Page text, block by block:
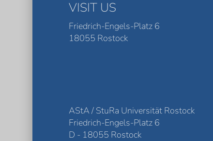
VISIT US
Friedrich-Engels-Platz 6
18055 Rostock
AStA / StuRa Universität Rostock
Friedrich-Engels-Platz 6
D - 18055 Rostock